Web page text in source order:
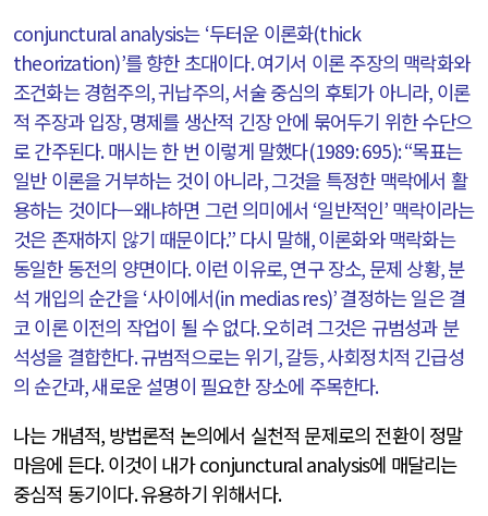
conjunctural analysis는 ‘두터운 이론화(thick
theorization)’를 향한 초대이다.여기서 이론 주장의 맥락화와
조건화는 경험주의,귀납주의,서술 중심의 후퇴가 아니라, 이론
적 주장과 입장,명제를 생산적 긴장 안에 묶어두기 위한 수단으
로 간주된다.매시는 한 번 이렇게 말했다(1989: 695): “목표는
일반 이론을 거부하는 것이 아니라,그것을 특정한 맥락에서 활
용하는 것이다—왜냐하면 그런 의미에서 ‘일반적인’ 맥락이라는
것은 존재하지 않기 때문이다.” 다시 말해,이론화와 맥락화는
동일한 동전의 양면이다.이런 이유로,연구 장소, 문제 상황,분
석 개입의 순간을‘사이에서(in medias res)’결정하는 일은 결
코 이론 이전의 작업이 될 수 없다.오히려 그것은 규범성과 분
석성을 결합한다.규범적으로는 위기,갈등,사회정치적 긴급성
의 순간과,새로운 설명이 필요한 장소에 주목한다.
나는 개념적, 방법론적 논의에서 실천적 문제로의 전환이 정말
마음에 든다.이것이 내가conjunctural analysis에 매달리는
중심적 동기이다.유용하기 위해서다.